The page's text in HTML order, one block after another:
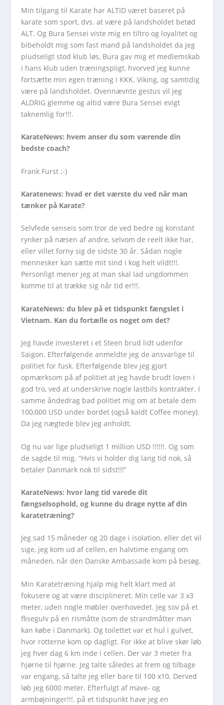
Min tilgang til Karate har ALTID været baseret på
karate som sport, dvs. at være på landsholdet betød
ALT. Og Bura Sensei viste mig en tiltro og loyalitet og
bibeholdt mig som fast mand på landsholdet da jeg
pludseligt stod klub løs, Bura gav mig et medlemskab
i hans klub uden træningspligt, hvorved jeg kunne
fortsætte min egen træning i KKK. Viking, og samtidig
være på landsholdet. Ovennævnte gestus vil jeg
ALDRIG glemme og altid være Bura Sensei evigt
taknemlig for!!!.
KarateNews: hvem anser du som værende din
bedste coach?
Frank Furst ;-)
Karatenews: hvad er det værste du ved når man
tænker på Karate?
Selvfede senseis som tror de ved bedre og konstant
rynker på næsen af andre, selvom de reelt ikke har,
eller villet forny sig de sidste 30 år. Sådan nogle
mennesker kan sætte mit sind i kog helt vildt!!!.
Personligt mener jeg at man skal lad ungdommen
komme til at trække sig når tid er!!!.
KarateNews: du blev på et tidspunkt fængslet i
Vietnam. Kan du fortælle os noget om det?
Jeg havde investeret i et Steen brud lidt udenfor
Saigon. Efterfølgende anmeldte jeg de ansvarlige til
politiet for fusk. Efterfølgende blev jeg gjort
opmærksom på af politiet at jeg havde brudt loven i
god tro, ved at underskrive nogle lastbils kontrakter. I
samme åndedrag bad politiet mig om at betale dem
100,000 USD under bordet (også kaldt Coffee money).
Da jeg nægtede blev jeg anholdt.
Og nu var lige pludseligt 1 million USD !!!!!!. Og som
de sagde til mig. ”Hvis vi holder dig lang tid nok, så
betaler Danmark nok til sidst!!!”
KarateNews: hvor lang tid varede dit
fængselsophold, og kunne du drage nytte af din
karatetræning?
Jeg sad 15 måneder og 20 dage i isolation, eller det vil
sige, jeg kom ud af cellen, en halvtime engang om
måneden, når den Danske Ambassade kom på besøg.
Min Karatetræning hjalp mig helt klart med at
fokusere og at være disciplineret. Min celle var 3 x3
meter, uden nogle møbler overhovedet. Jeg sov på et
flisegulv på en rismåtte (som de strandmåtter man
kan købe i Danmark). Og toilettet var et hul i gulvet,
hvor rotterne kom op dagligt. For ikke at blive skør løb
jeg hver dag 6 km inde i cellen. Der var 3 meter fra
hjørne til hjørne. Jeg talte således at frem og tilbage
var engang, så talte jeg eller bare til 100 x10. Derved
løb jeg 6000 meter. Efterfulgt af mave- og
armbøjninger!!!. på et tidspunkt have jeg en